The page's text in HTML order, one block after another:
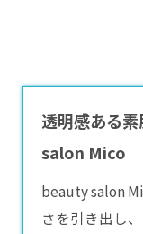
透明感ある
salon Mico
beauty salon
さを引き出し